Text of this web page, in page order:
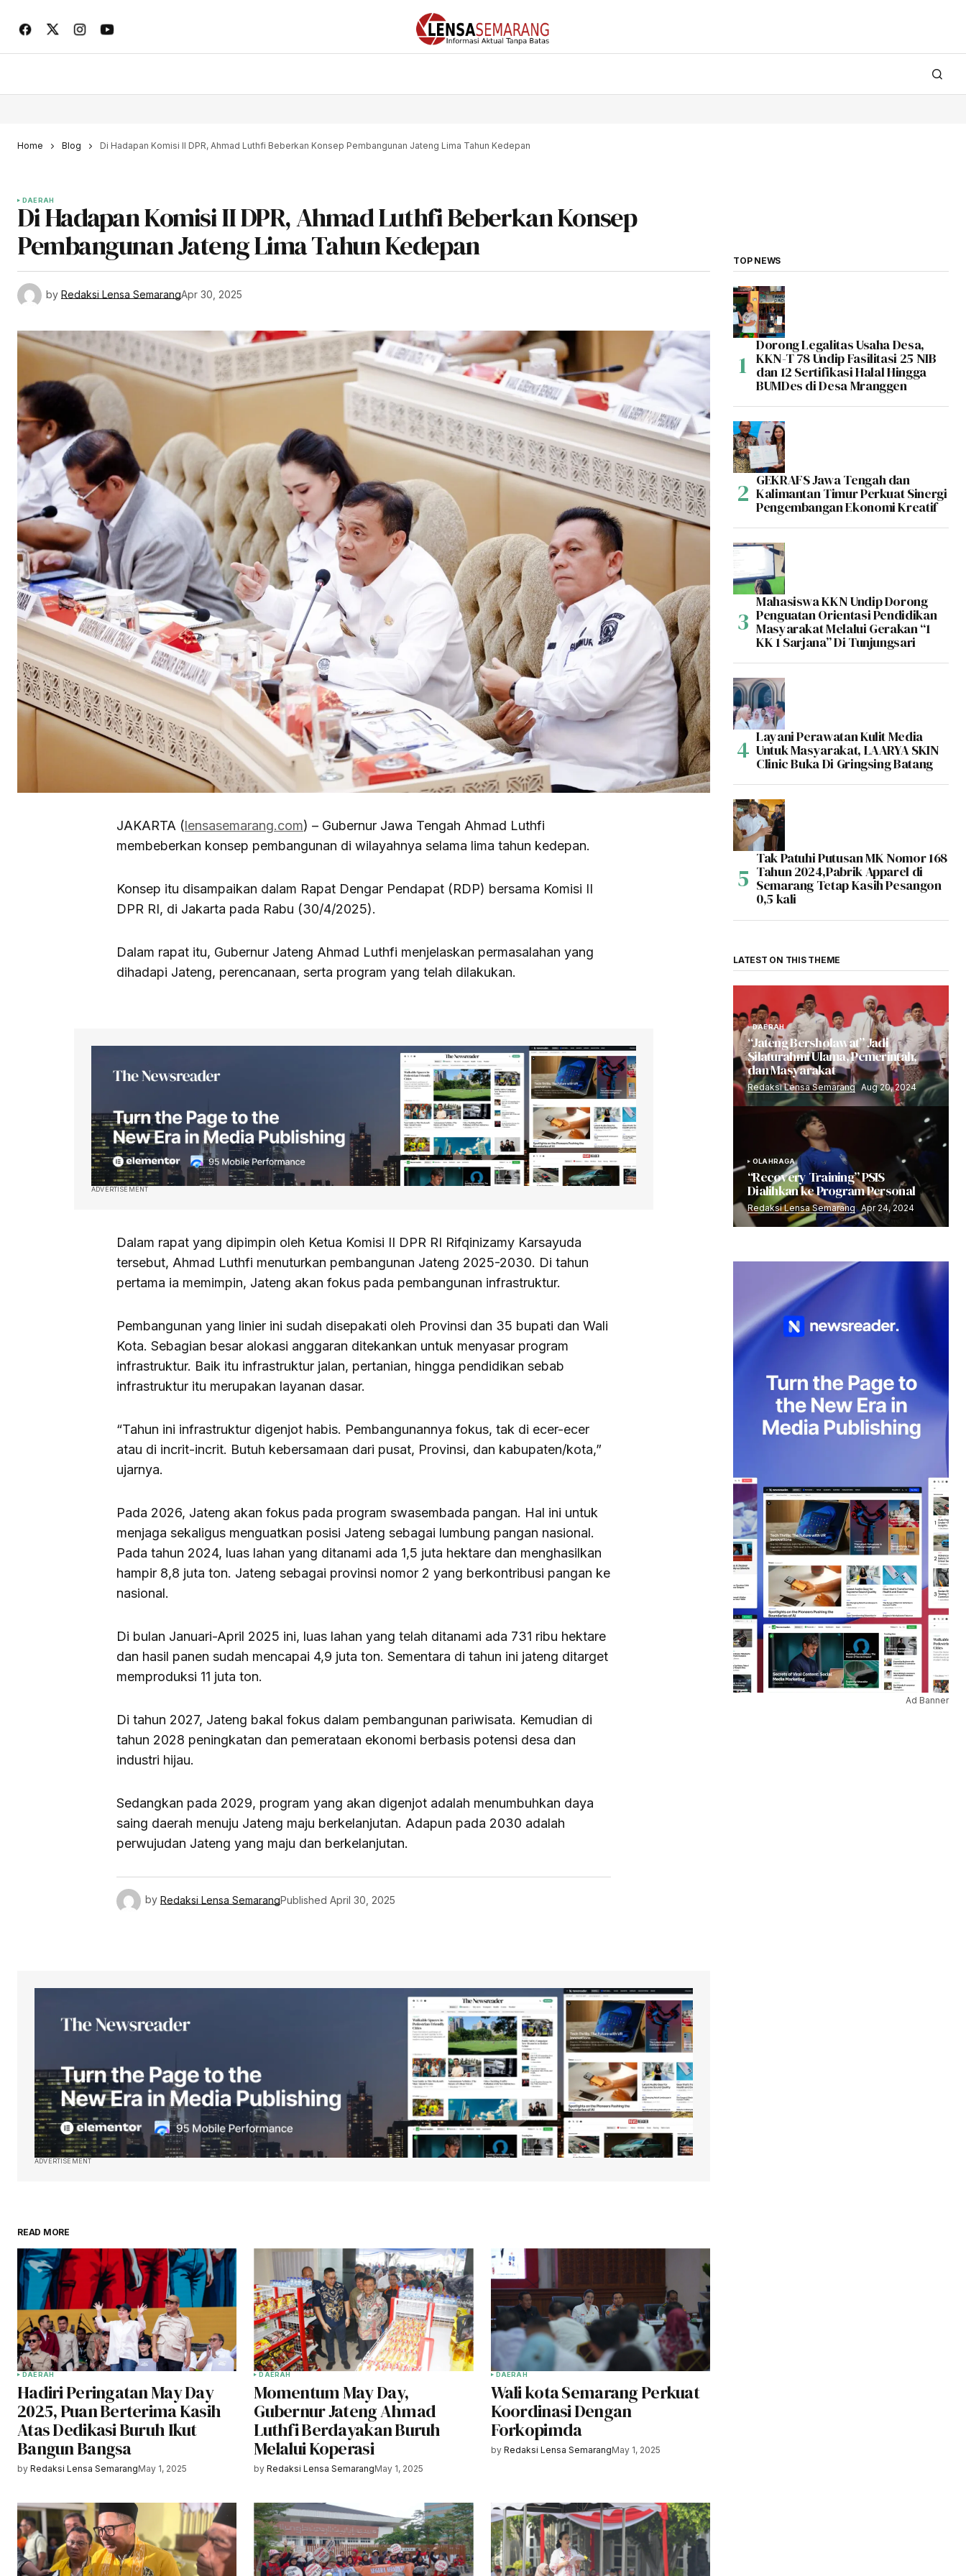
Home Blog Di Hadapan Komisi II DPR, Ahmad Luthfi Beberkan Konsep Pembangunan Jateng Lima Tahun Kedepan
DAERAH
Di Hadapan Komisi II DPR, Ahmad Luthfi Beberkan Konsep
Pembangunan Jateng Lima Tahun Kedepan
by Redaksi Lensa SemarangApr 30, 2025
JAKARTA (lensasemarang.com) – Gubernur Jawa Tengah Ahmad Luthfi
membeberkan konsep pembangunan di wilayahnya selama lima tahun kedepan.
Konsep itu disampaikan dalam Rapat Dengar Pendapat (RDP) bersama Komisi II
DPR RI, di Jakarta pada Rabu (30/4/2025).
Dalam rapat itu, Gubernur Jateng Ahmad Luthfi menjelaskan permasalahan yang
dihadapi Jateng, perencanaan, serta program yang telah dilakukan.
ADVERTISEMENT
Dalam rapat yang dipimpin oleh Ketua Komisi II DPR RI Rifqinizamy Karsayuda
tersebut, Ahmad Luthfi menuturkan pembangunan Jateng 2025-2030. Di tahun
pertama ia memimpin, Jateng akan fokus pada pembangunan infrastruktur.
Pembangunan yang linier ini sudah disepakati oleh Provinsi dan 35 bupati dan Wali
Kota. Sebagian besar alokasi anggaran ditekankan untuk menyasar program
infrastruktur. Baik itu infrastruktur jalan, pertanian, hingga pendidikan sebab
infrastruktur itu merupakan layanan dasar.
“Tahun ini infrastruktur digenjot habis. Pembangunannya fokus, tak di ecer-ecer
atau di incrit-incrit. Butuh kebersamaan dari pusat, Provinsi, dan kabupaten/kota,”
ujarnya.
Pada 2026, Jateng akan fokus pada program swasembada pangan. Hal ini untuk
menjaga sekaligus menguatkan posisi Jateng sebagai lumbung pangan nasional.
Pada tahun 2024, luas lahan yang ditanami ada 1,5 juta hektare dan menghasilkan
hampir 8,8 juta ton. Jateng sebagai provinsi nomor 2 yang berkontribusi pangan ke
nasional.
Di bulan Januari-April 2025 ini, luas lahan yang telah ditanami ada 731 ribu hektare
dan hasil panen sudah mencapai 4,9 juta ton. Sementara di tahun ini jateng ditarget
memproduksi 11 juta ton.
Di tahun 2027, Jateng bakal fokus dalam pembangunan pariwisata. Kemudian di
tahun 2028 peningkatan dan pemerataan ekonomi berbasis potensi desa dan
industri hijau.
Sedangkan pada 2029, program yang akan digenjot adalah menumbuhkan daya
saing daerah menuju Jateng maju berkelanjutan. Adapun pada 2030 adalah
perwujudan Jateng yang maju dan berkelanjutan.
by Redaksi Lensa SemarangPublished April 30, 2025
ADVERTISEMENT
READ MORE
DAERAH
Hadiri Peringatan May Day
2025, Puan Berterima Kasih
Atas Dedikasi Buruh Ikut
Bangun Bangsa
by Redaksi Lensa SemarangMay 1, 2025
DAERAH
Momentum May Day,
Gubernur Jateng Ahmad
Luthfi Berdayakan Buruh
Melalui Koperasi
by Redaksi Lensa SemarangMay 1, 2025
DAERAH
Wali kota Semarang Perkuat
Koordinasi Dengan
Forkopimda
by Redaksi Lensa SemarangMay 1, 2025
TOP NEWS
Dorong Legalitas Usaha Desa,
KKN-T 78 Undip Fasilitasi 25 NIB
dan 12 Sertifikasi Halal Hingga
BUMDes di Desa Mranggen
GEKRAFS Jawa Tengah dan
Kalimantan Timur Perkuat Sinergi
Pengembangan Ekonomi Kreatif
Mahasiswa KKN Undip Dorong
Penguatan Orientasi Pendidikan
Masyarakat Melalui Gerakan “1
KK 1 Sarjana” Di Tunjungsari
Layani Perawatan Kulit Media
Untuk Masyarakat, LAARYA SKIN
Clinic Buka Di Gringsing Batang
Tak Patuhi Putusan MK Nomor 168
Tahun 2024,Pabrik Apparel di
Semarang Tetap Kasih Pesangon
0,5 kali
LATEST ON THIS THEME
DAERAH
“Jateng Bersholawat” Jadi
Silaturahmi Ulama, Pemerintah,
dan Masyarakat
Redaksi Lensa Semarang Aug 20, 2024
OLAHRAGA
“Recovery Training” PSIS
Dialihkan ke Program Personal
Redaksi Lensa Semarang Apr 24, 2024
Ad Banner